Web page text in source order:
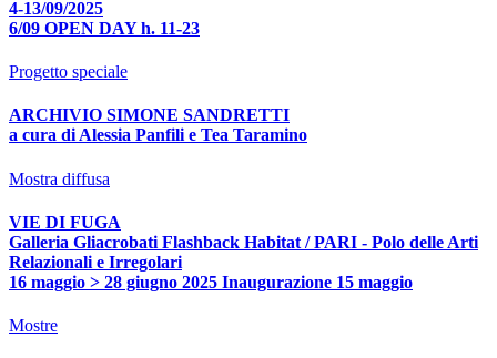
4-13/09/2025
6/09 OPEN DAY h. 11-23
Progetto speciale
ARCHIVIO SIMONE SANDRETTI
a cura di Alessia Panfili e Tea Taramino
Mostra diffusa
VIE DI FUGA
Galleria Gliacrobati Flashback Habitat / PARI - Polo delle Arti
Relazionali e Irregolari
16 maggio > 28 giugno 2025 Inaugurazione 15 maggio
Mostre